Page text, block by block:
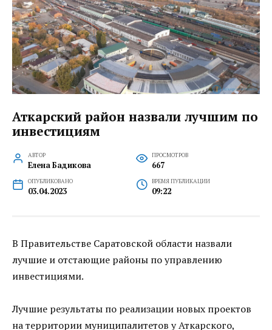
Аткарский район назвали лучшим по
инвестициям
АВТОР
Елена Бадикова
ПРОСМОТРОВ
667
ОПУБЛИКОВАНО
03.04.2023
ВРЕМЯ ПУБЛИКАЦИИ
09:22
В Правительстве Саратовской области назвали
лучшие и отстающие районы по управлению
инвестициями.
Лучшие результаты по реализации новых проектов
на территории муниципалитетов у Аткарского,